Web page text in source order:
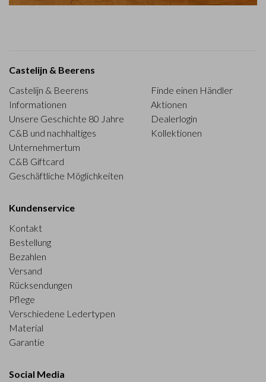
Castelijn & Beerens
Castelijn & Beerens
Informationen
Unsere Geschichte 80 Jahre
C&B und nachhaltiges
Unternehmertum
C&B Giftcard
Geschäftliche Möglichkeiten
Finde einen Händler
Aktionen
Dealerlogin
Kollektionen
Kundenservice
Kontakt
Bestellung
Bezahlen
Versand
Rücksendungen
Pflege
Verschiedene Ledertypen
Material
Garantie
Social Media